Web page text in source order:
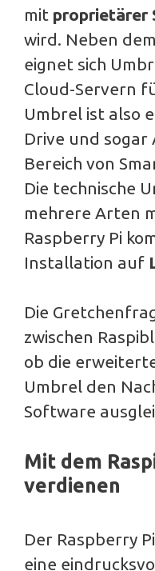
mit proprietärer
wird. Neben
eignet sich
Cloud-Servern
Umbrel ist also
Drive und sogar
Bereich von
Die technische
mehrere Arten
Raspberry Pi
Installation auf
Die
zwischen
ob die
Umbrel den
Software
Mit dem
verdienen
Der Raspberry
eine